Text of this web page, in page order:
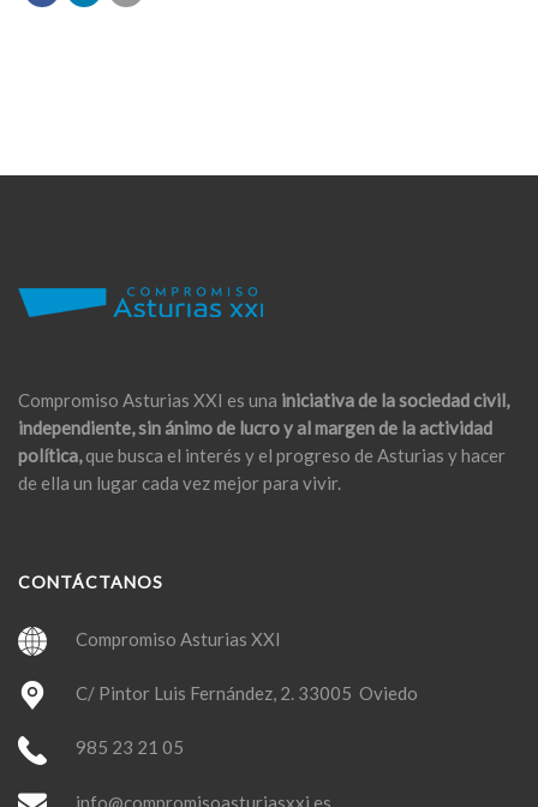
Compromiso Asturias XXI es una iniciativa de la sociedad civil,
independiente, sin ánimo de lucro y al margen de la actividad
política,que busca el interés y el progreso de Asturias y hacer
de ella un lugar cada vez mejor para vivir.
CONTÁCTANOS
Compromiso Asturias XXI
C/ Pintor Luis Fernández, 2. 33005 Oviedo
985 23 21 05
info@compromisoasturiasxxi.es